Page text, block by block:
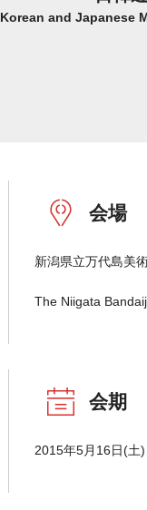
Korean and Japanese
会場
新潟県立万代島美
The Niigata
会期
2015年5月16日(土